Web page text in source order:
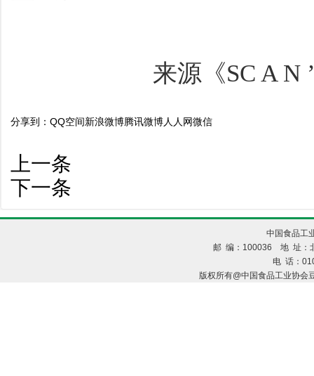
来源《SC A N
分享到： QQ空间新浪微博腾讯微博人人网微信
上一条
下一条
中国食品工
邮 编：100036 地 址：
电 话：
版权所有@中国食品工业协